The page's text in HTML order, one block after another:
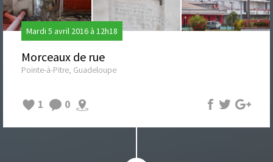
Mardi 5 avril 2016 à 12h18
Morceaux de rue
Pointe-à-Pitre, Guadeloupe
1 0